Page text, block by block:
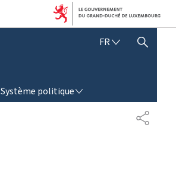
FRF
A
AFFICHER / MASQUER LA RECHERCHE
Système politique
P
A